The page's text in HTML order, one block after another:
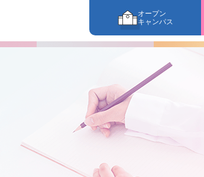
オープン
キャンパス